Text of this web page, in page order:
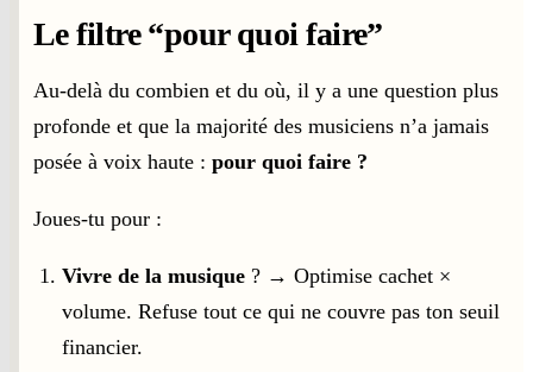
Le filtre “pour quoi faire”
Au-delà du combien et du où, il y a une question plus
profonde et que la majorité des musiciens n’a jamais
posée à voix haute : pour quoi faire ?
Joues-tu pour :
Vivre de la musique ? → Optimise cachet ×
volume. Refuse tout ce qui ne couvre pas ton seuil
financier.